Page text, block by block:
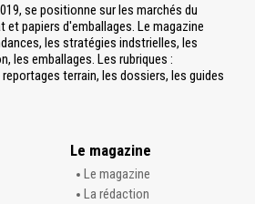
se positionne sur les marchés du
papiers d'emballages. Le magazine
les stratégies indstrielles, les
les emballages. Les rubriques :
terrain, les dossiers, les guides
Le magazine
Le magazine
La rédaction